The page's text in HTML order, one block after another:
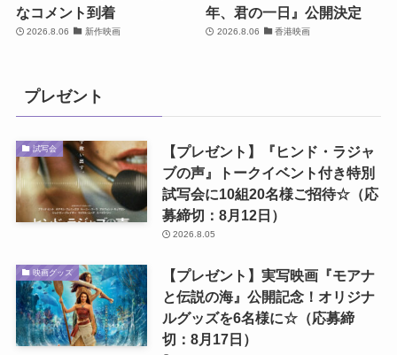
なコメント到着
2026.8.06 新作映画
年、君の一日』公開決定
2026.8.06 香港映画
プレゼント
試写会
【プレゼント】『ヒンド・ラジャ
ブの声』トークイベント付き特別
試写会に10組20名様ご招待☆（応
募締切：8月12日）
2026.8.05
映画グッズ
【プレゼント】実写映画『モアナ
と伝説の海』公開記念！オリジナ
ルグッズを6名様に☆（応募締
切：8月17日）